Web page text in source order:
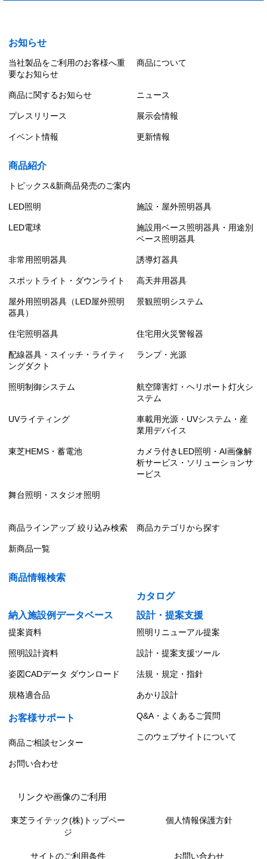
お知らせ
当社製品をご利用のお客様へ重
要なお知らせ
商品について
商品に関するお知らせ ニュース
プレスリリース 展示会情報
イベント情報 更新情報
商品紹介
トピックス&新商品発売のご案内
LED照明 施設・屋外照明器具
LED電球
施設用ベース照明器具・用途別
ベース照明器具
非常用照明器具 誘導灯器具
スポットライト・ダウンライト 高天井用器具
屋外用照明器具（LED屋外照明
器具）
景観照明システム
住宅照明器具 住宅用火災警報器
配線器具・スイッチ・ライティ
ングダクト
ランプ・光源
照明制御システム
航空障害灯・ヘリポート灯火シ
ステム
UVライティング
車載用光源・UVシステム・産
業用デバイス
東芝HEMS・蓄電池
カメラ付きLED照明・AI画像解
析サービス・ソリューションサ
ービス
舞台照明・スタジオ照明
商品ラインアップ 絞り込み検索 商品カテゴリから探す
新商品一覧
商品情報検索
カタログ
納入施設例データベース
設計・提案支援
提案資料 照明リニューアル提案
照明設計資料 設計・提案支援ツール
姿図CADデータ ダウンロード 法規・規定・指針
規格適合品 あかり設計
お客様サポート Q&A・よくあるご質問
商品ご相談センター
このウェブサイトについて
お問い合わせ
リンクや画像のご利用
東芝ライテック(株)トップペー
ジ
個人情報保護方針
サイトのご利用条件 お問い合わせ